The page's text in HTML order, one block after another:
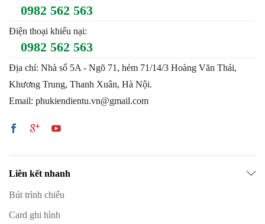
0982 562 563
Điện thoại khiếu nại:
0982 562 563
Địa chỉ: Nhà số 5A - Ngõ 71, hẻm 71/14/3 Hoàng Văn Thái,
Khương Trung, Thanh Xuân, Hà Nội.
Email: phukiendientu.vn@gmail.com
Liên kết nhanh
Bút trình chiếu
Card ghi hình